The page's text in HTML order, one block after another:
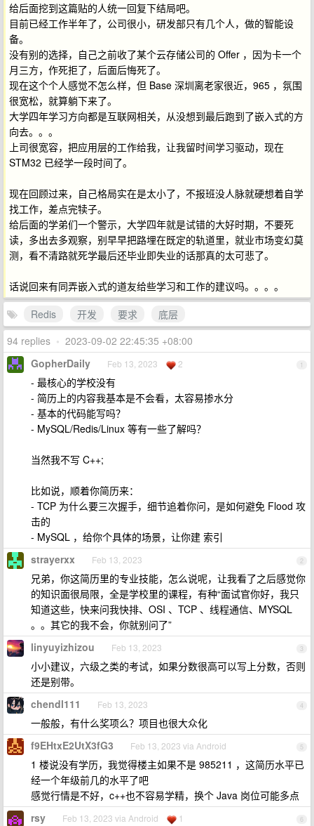
给后面挖到这篇贴的人统一回复下结局吧。
目前已经工作半年了，公司很小，研发部只有几个人，做的智能设
备。
没有别的选择，自己之前收了某个云存储公司的 Offer ，因为卡一个
月三方，作死拒了，后面后悔死了。
现在这个个人感觉不怎么样，但 Base 深圳离老家很近，965 ，氛围
很宽松，就算躺下来了。
大学四年学习方向都是互联网相关，从没想到最后跑到了嵌入式的方
向去。。。
上司很宽容，把应用层的工作给我，让我留时间学习驱动，现在
STM32 已经学一段时间了。
现在回顾过来，自己格局实在是太小了，不报班没人脉就硬想着自学
找工作，差点完犊子。
给后面的学弟们一个警示，大学四年就是试错的大好时期，不要死
读，多出去多观察，别早早把路埋在既定的轨道里，就业市场变幻莫
测，看不清路就死学最后还毕业即失业的话那真的太可悲了。
话说回来有同弄嵌入式的道友给些学习和工作的建议吗。。。。
Redis
开发 要求
底层
94 replies • 2023-09-02 22:45:35 +08:00
1
GopherDaily Feb 13, 2023 2
- 最核心的学校没有
- 简历上的内容我基本是不会看，太容易掺水分
- 基本的代码能写吗？
- MySQL/Redis/Linux 等有一些了解吗？
当然我不写 C++;
比如说，顺着你简历来：
- TCP 为什么要三次握手，细节追着你问，是如何避免 Flood 攻
击的
- MySQL ，给你个具体的场景，让你建 索引
2
strayerxx Feb 13, 2023
兄弟，你这简历里的专业技能，怎么说呢，让我看了之后感觉你
的知识面很局限，全是学校里的课程，有种“面试官你好，我只
知道这些，快来问我快排、OSI 、TCP 、线程通信、MYSQL
。。其它的我不会，你就别问了”
3
linyuyizhizou Feb 13, 2023
小小建议，六级之类的考试，如果分数很高可以写上分数，否则
还是别带。
4
chendl111 Feb 13, 2023
一般般，有什么奖项么？项目也很大众化
5
f9EHtxE2UtX3fG3 Feb 13, 2023 via Android
1 楼说没有学历，我觉得楼主如果不是 985211 ，这简历水平已
经一个年级前几的水平了吧
感觉行情是不好，c++也不容易学精，换个 Java 岗位可能多点
6
rsy Feb 13, 2023 via Android 1